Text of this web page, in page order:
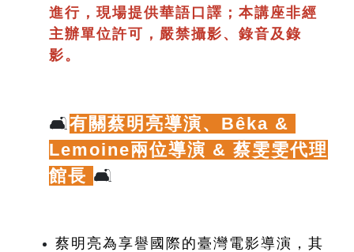
進行 ，現場提供華語口譯； 本講座非經
主辦單位許可，嚴禁攝影、錄音及錄
影。
🛋️有關蔡明亮導演、 Bêka &
Lemoine兩位導演 & 蔡雯雯代理
館長 🛋️
蔡明亮為享譽國際的臺灣電影導演，其